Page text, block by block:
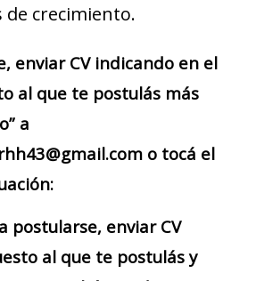
de crecimiento.
enviar CV indicando en el
al que te postulás más
a
o tocá el
postularse, enviar CV
al que te postulás y